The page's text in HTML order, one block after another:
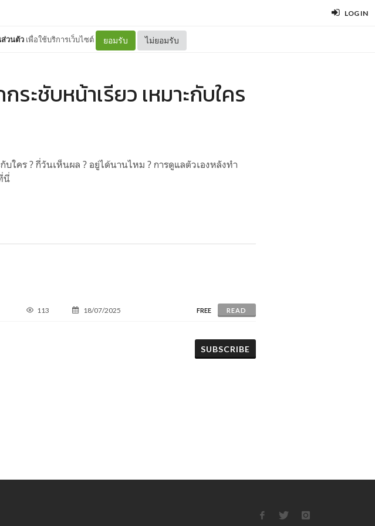
LOG IN
วนตัว เพื่อใช้บริการเว็บไซต์ ยอมรับ ไม่ยอมรับ
ระชับหน้าเรียว เหมาะกับใคร
บใคร ? กี่วันเห็นผล ? อยู่ได้นานไหม ? การดูแลตัวเองหลังทำ
นี่
113 18/07/2025 FREE READ
SUBSCRIBE